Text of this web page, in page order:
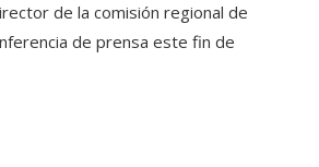
de la comisión regional de
de prensa este fin de